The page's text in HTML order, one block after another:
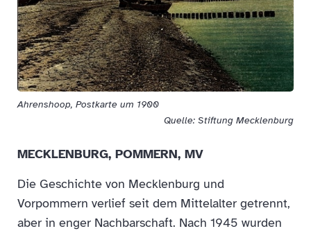
Quelle: Stiftung Mecklenburg
Ahrenshoop, Postkarte um 1900
MECKLENBURG, POMMERN, MV
Die Geschichte von Mecklenburg und
Vorpommern verlief seit dem Mittelalter getrennt,
aber in enger Nachbarschaft. Nach 1945 wurden